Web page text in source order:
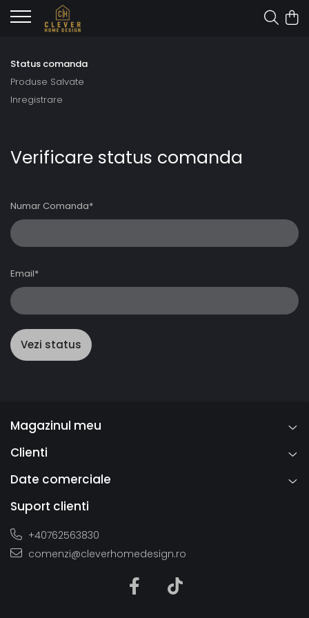
Status comanda
Produse Salvate
Inregistrare
Verificare status comanda
Numar Comanda*
Email*
Vezi status
Magazinul meu
Clienti
Date comerciale
Suport clienti
+40762563830
comenzi@cleverhomedesign.ro